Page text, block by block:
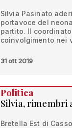
Silvia Pasinato
portavoce del
partito. Il
coinvolgimento nei
31 ott 2019
Politica
Silvia, rimembri
Bretella Est di